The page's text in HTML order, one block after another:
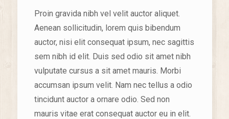
Proin gravida nibh vel velit auctor aliquet.
Aenean sollicitudin, lorem quis bibendum
auctor, nisi elit consequat ipsum, nec sagittis
sem nibh id elit. Duis sed odio sit amet nibh
vulputate cursus a sit amet mauris. Morbi
accumsan ipsum velit. Nam nec tellus a odio
tincidunt auctor a ornare odio. Sed non
mauris vitae erat consequat auctor eu in elit.